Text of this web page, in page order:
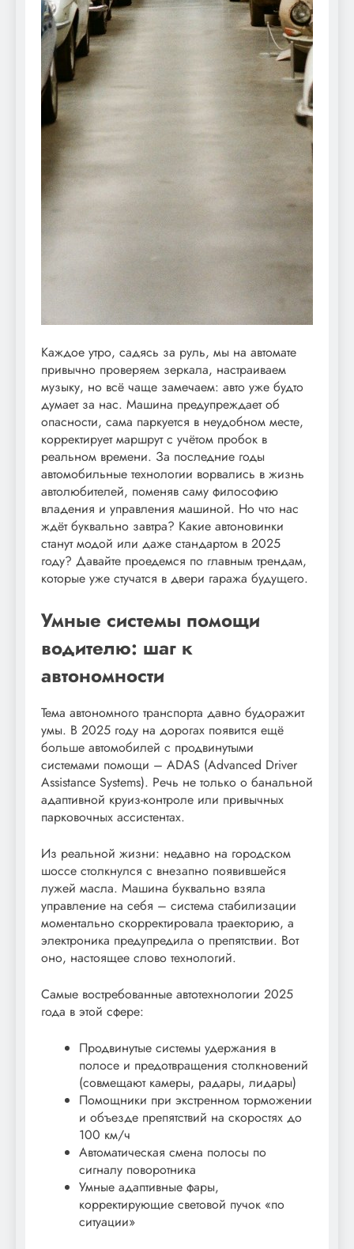
Каждое утро, садясь за руль, мы на автомате
привычно проверяем зеркала, настраиваем
музыку, но всё чаще замечаем: авто уже будто
думает за нас. Машина предупреждает об
опасности, сама паркуется в неудобном месте,
корректирует маршрут с учётом пробок в
реальном времени. За последние годы
автомобильные технологии ворвались в жизнь
автолюбителей, поменяв саму философию
владения и управления машиной. Но что нас
ждёт буквально завтра? Какие автоновинки
станут модой или даже стандартом в 2025
году? Давайте проедемся по главным трендам,
которые уже стучатся в двери гаража будущего.
Умные системы помощи
водителю: шаг к
автономности
Тема автономного транспорта давно будоражит
умы. В 2025 году на дорогах появится ещё
больше автомобилей с продвинутыми
системами помощи – ADAS (Advanced Driver
Assistance Systems). Речь не только о банальной
адаптивной круиз-контроле или привычных
парковочных ассистентах.
Из реальной жизни: недавно на городском
шоссе столкнулся с внезапно появившейся
лужей масла. Машина буквально взяла
управление на себя – система стабилизации
моментально скорректировала траекторию, а
электроника предупредила о препятствии. Вот
оно, настоящее слово технологий.
Самые востребованные автотехнологии 2025
года в этой сфере:
Продвинутые системы удержания в
полосе и предотвращения столкновений
(совмещают камеры, радары, лидары)
Помощники при экстренном торможении
и объезде препятствий на скоростях до
100 км/ч
Автоматическая смена полосы по
сигналу поворотника
Умные адаптивные фары,
корректирующие световой пучок «по
ситуации»